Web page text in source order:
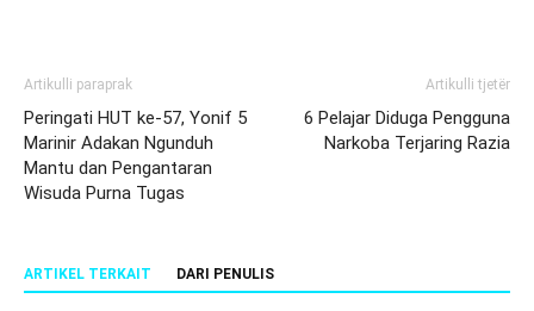
Artikulli paraprak
Peringati HUT ke-57, Yonif 5
Marinir Adakan Ngunduh
Mantu dan Pengantaran
Wisuda Purna Tugas
Artikulli tjetër
6 Pelajar Diduga Pengguna
Narkoba Terjaring Razia
ARTIKEL TERKAIT DARI PENULIS